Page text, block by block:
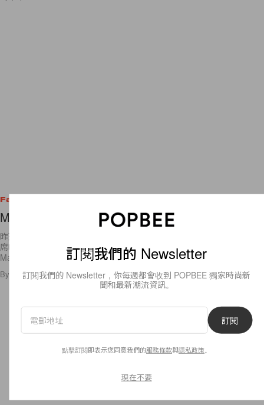
Fashion
MET Costume Institute Gala 2009 Favorite.
昨天的MET Costume Institute Gala 2009，不少女星都以華麗的晚裝出
席呢。以下選出了自己最喜歡的三位跟大家分享。 Kate Moss是日選了
Marc
By popbeebee/2009年5月5日 109
訂閱我們的 Newsletter
訂閱我們的 Newsletter，你每週都會收到 POPBEE 獨家時尚新
聞和最新潮流資訊。
訂閱
點擊訂閱即表示您同意我們的服務條款與隱私政策
現在不要